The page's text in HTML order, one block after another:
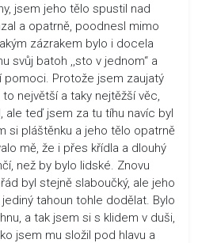
jsem jeho tělo spustil nad
a opatrně, poodnesl mimo
zázrakem bylo i docela
svůj batoh ,,sto v jednom“ a
pomoci. Protože jsem zaujatý
největší a taky nejtěžší věc,
ale teď jsem za tu tíhu navíc byl
si pláštěnku a jeho tělo opatrně
mě, že i přes křídla a dlouhý
než by bylo lidské. Znovu
byl stejně slaboučký, ale jeho
tahoun tohle dodělat. Bylo
a tak jsem si s klidem v duši,
jsem mu složil pod hlavu a